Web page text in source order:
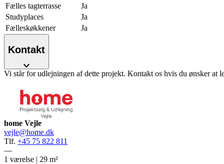
Fælles tagterrasse
Ja
Studyplaces
Ja
Fælleskøkkener
Ja
Kontakt
Vi står for udlejningen af dette projekt. Kontakt os hvis du ønsker at
home Vejle
vejle@home.dk
Tlf. +45 75 822 811
—
1 værelse | 29 m²